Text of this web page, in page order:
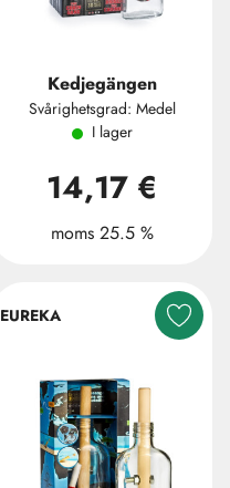
Kedjegängen
Svårighetsgrad: Medel
I lager
14,17 €
moms 25.5 %
EUREKA